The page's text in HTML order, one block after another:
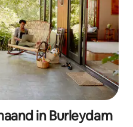
in Burleydam